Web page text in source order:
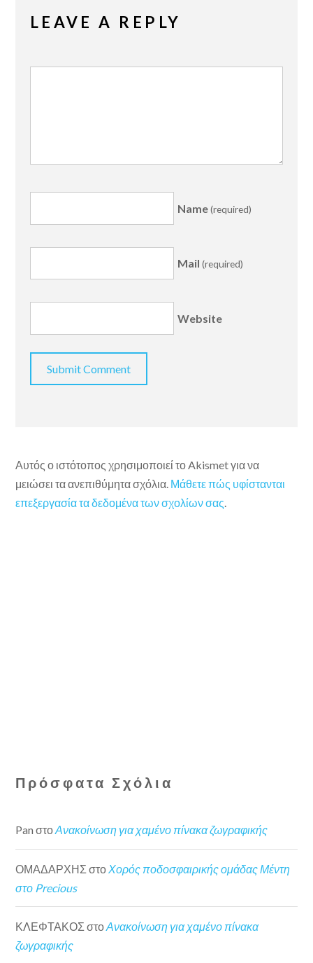
LEAVE A REPLY
Name(required)
Mail (required)
Website
Αυτός ο ιστότοπος χρησιμοποιεί το Akismet για να
μειώσει τα ανεπιθύμητα σχόλια. Μάθετε πώς υφίστανται
επεξεργασία τα δεδομένα των σχολίων σας
Πρόσφατα Σχόλια
Pan στοΑνακοίνωση για χαμένο πίνακα ζωγραφικής
ΟΜΑΔΑΡΧΗΣ στο Χορός ποδοσφαιρικής ομάδας Μέντη
στο Precious
ΚΛΕΦΤΑΚΟΣ στοΑνακοίνωση για χαμένο πίνακα
ζωγραφικής